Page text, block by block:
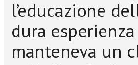
l’educazione
dura
manteneva un